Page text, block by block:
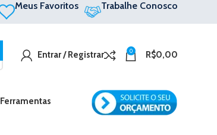
Meus Favoritos Trabalhe Conosco
Entrar / Registrar 0 R$0,00
Ferramentas